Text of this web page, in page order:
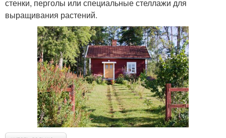
стенки, перголы или специальные стеллажи для
выращивания растений.